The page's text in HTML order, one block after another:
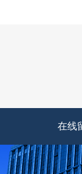
在线